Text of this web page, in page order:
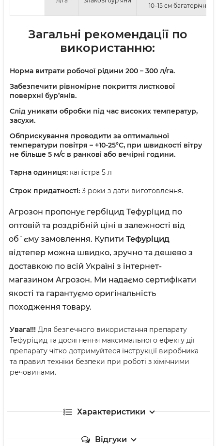
10–15 см багаторічних
Загальні рекомендації по
використанню:
Норма витрати робочої рідини 200 – 300 л/га.
Забезпечити рівномірне покриття листкової
поверхні бур’янів.
Слід уникати обробки під час високих температур,
засухи.
Обприскування проводити за оптимальної
температури повітря – +10-25°С, при швидкості вітру
не більше 5 м/с в ранкові або вечірні години.
Тарна одиниця: каністра 5 л
Строк придатності: 3 роки з дати виготовлення.
Агрозон пропонує гербіцид Тефуріцид по
оптовій та роздрібній ціні в залежності від
об`єму замовлення. Купити Тефуріцид
відтепер можна швидко, зручно та дешево з
доставкою по всій Україні з інтернет-
магазином Агрозон. Ми надаємо сертифікати
якості та гарантуємо оригінальність
походження товару.
Увага!!! Для безпечного використання препарату
Тефуріцид та досягнення максимального ефекту дії
препарату чітко дотримуйтеся інструкції виробника
та правил техніки безпеки при роботі з хімічними
речовинами.
Характеристики
Відгуки